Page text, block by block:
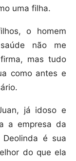
uma filha.
o homem
saúde não me
mas tudo
como antes e
já idoso e
a empresa da
é sua
do que ela